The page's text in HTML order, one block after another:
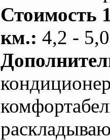
Стоимость
км.: 4,2 -